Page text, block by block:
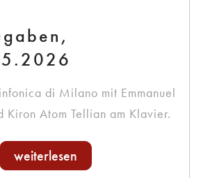
di Milano mit Emmanuel
Kiron Atom Tellian am Klavier.
weiterlesen